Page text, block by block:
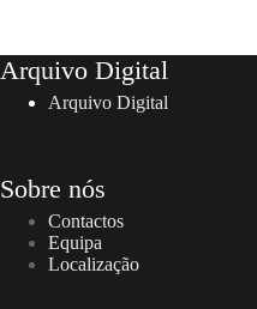
Arquivo Digital
Arquivo Digital
Sobre nós
Contactos
Equipa
Localização